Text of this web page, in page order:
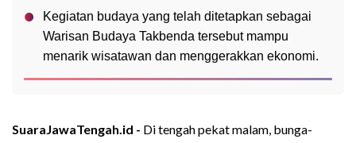
Kegiatan budaya yang telah ditetapkan sebagai
Warisan Budaya Takbenda tersebut mampu
menarik wisatawan dan menggerakkan ekonomi.
SuaraJawaTengah.id - Di tengah pekat malam, bunga-